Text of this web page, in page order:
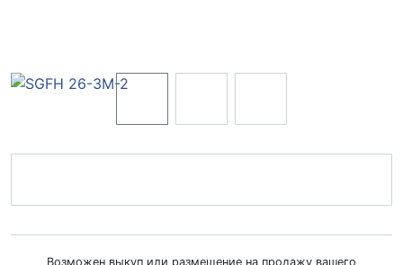
Возможен выкуп или размещение на продажу вашего